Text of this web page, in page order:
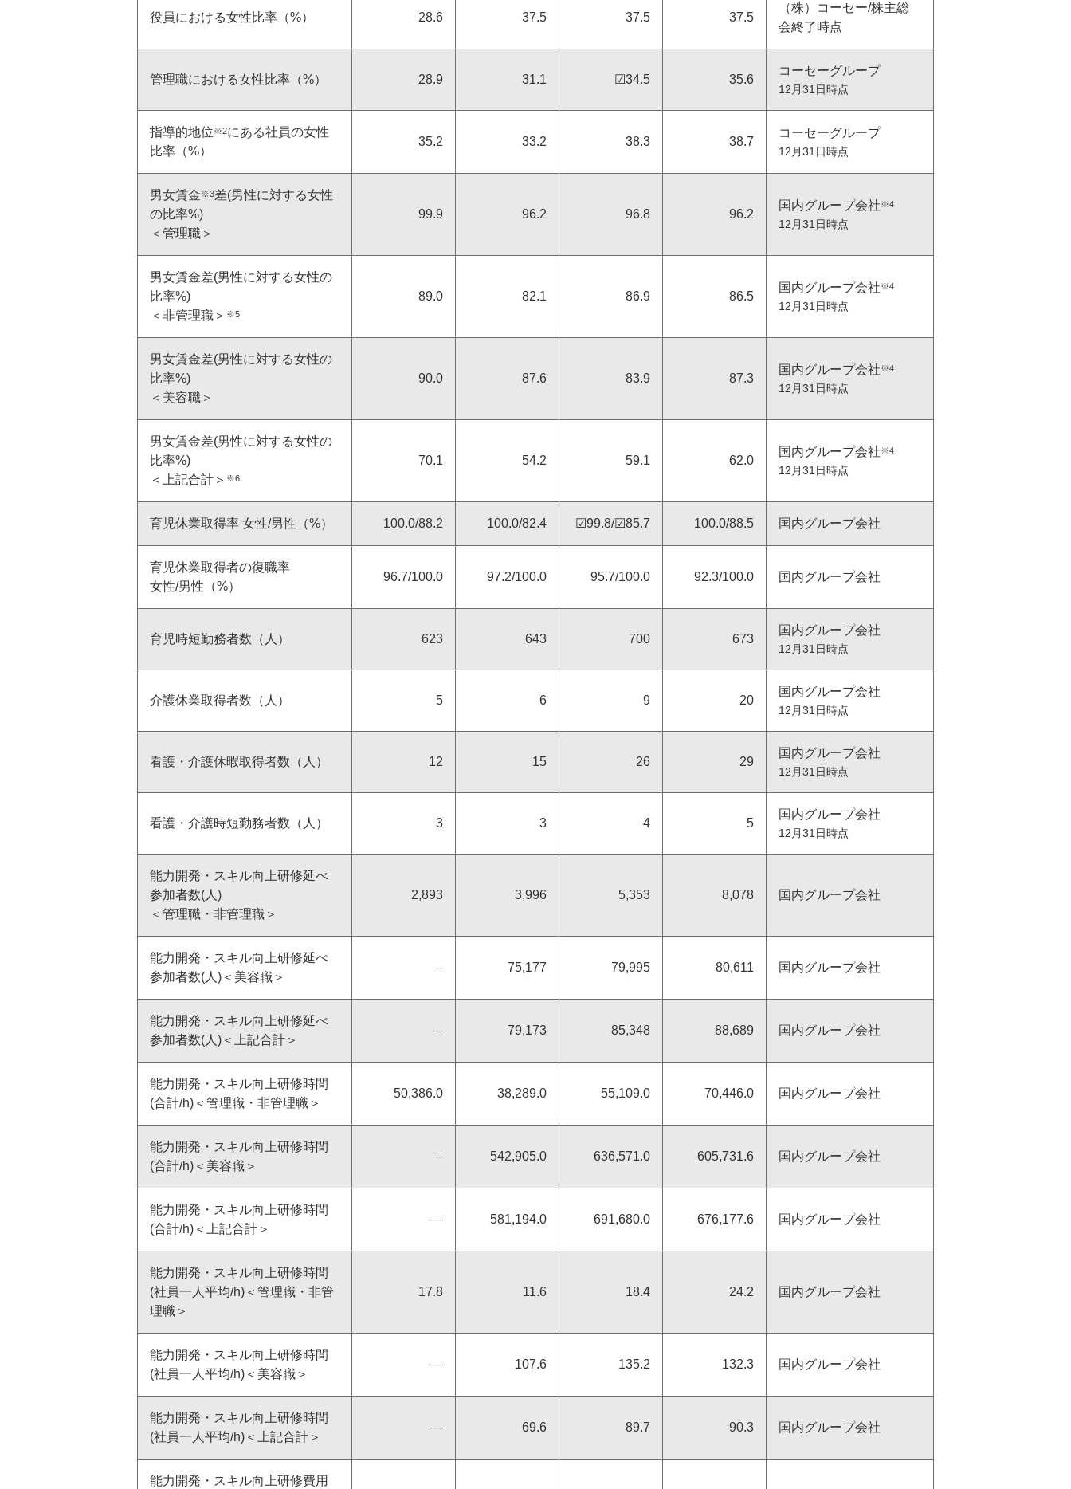
個の強化・自立への支援
健康経営
ノーマライゼーション支援
成分ポリシー サステナビリティ関連データ
大規模災害等における当社支
援について
コーセーレポート（統合報告
サステナビリティのあゆみ
国連グローバル・コンパクト
ISO26000対照表
役員における女性比率（%） 28.6 37.5 37.5 37.5
（株）コーセー/株主総
会終了時点
管理職における女性比率（%） 28.9 31.1 ☑34.5 35.6
コーセーグループ
12月31日時点
指導的地位※2にある社員の女性
比率（%）
35.2 33.2 38.3 38.7
コーセーグループ
12月31日時点
男女賃金※3差(男性に対する女性
の比率%)
＜管理職＞
99.9 96.2 96.8 96.2
国内グループ会社※4
12月31日時点
男女賃金差(男性に対する女性の
比率%)
＜非管理職＞ ※5
89.0 82.1 86.9 86.5
国内グループ会社※4
12月31日時点
男女賃金差(男性に対する女性の
比率%)
＜美容職＞
90.0 87.6 83.9 87.3
国内グループ会社※4
12月31日時点
男女賃金差(男性に対する女性の
比率%)
＜上記合計＞ ※6
70.1 54.2 59.1 62.0
国内グループ会社※4
12月31日時点
育児休業取得率 女性/男性（%） 100.0/88.2 100.0/82.4 ☑99.8/☑85.7 100.0/88.5 国内グループ会社
育児休業取得者の復職率
女性/男性（%）
96.7/100.0 97.2/100.0 95.7/100.0 92.3/100.0 国内グループ会社
育児時短勤務者数（人） 623 643 700 673
国内グループ会社
12月31日時点
介護休業取得者数（人） 5 6 9 20
国内グループ会社
12月31日時点
看護・介護休暇取得者数（人） 12 15 26 29
国内グループ会社
12月31日時点
看護・介護時短勤務者数（人） 3 3 4 5
国内グループ会社
12月31日時点
能力開発・スキル向上研修延べ
参加者数(人)
＜管理職・非管理職＞
2,893 3,996 5,353 8,078 国内グループ会社
能力開発・スキル向上研修延べ
参加者数(人)＜美容職＞
– 75,177 79,995 80,611 国内グループ会社
能力開発・スキル向上研修延べ
参加者数(人)＜上記合計＞
– 79,173 85,348 88,689 国内グループ会社
能力開発・スキル向上研修時間
(合計/h)＜管理職・非管理職＞
50,386.0 38,289.0 55,109.0 70,446.0 国内グループ会社
能力開発・スキル向上研修時間
(合計/h)＜美容職＞
– 542,905.0 636,571.0 605,731.6 国内グループ会社
能力開発・スキル向上研修時間
(合計/h)＜上記合計＞
― 581,194.0 691,680.0 676,177.6 国内グループ会社
能力開発・スキル向上研修時間
(社員一人平均/h)＜管理職・非管
理職＞
17.8 11.6 18.4 24.2 国内グループ会社
能力開発・スキル向上研修時間
(社員一人平均/h)＜美容職＞
― 107.6 135.2 132.3 国内グループ会社
能力開発・スキル向上研修時間
(社員一人平均/h)＜上記合計＞
― 69.6 89.7 90.3 国内グループ会社
能力開発・スキル向上研修費用